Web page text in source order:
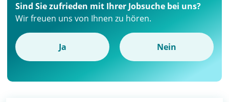
Sind Sie zufrieden mit Ihrer Jobsuche bei uns?
Wir freuen uns von Ihnen zu hören.
Ja Nein